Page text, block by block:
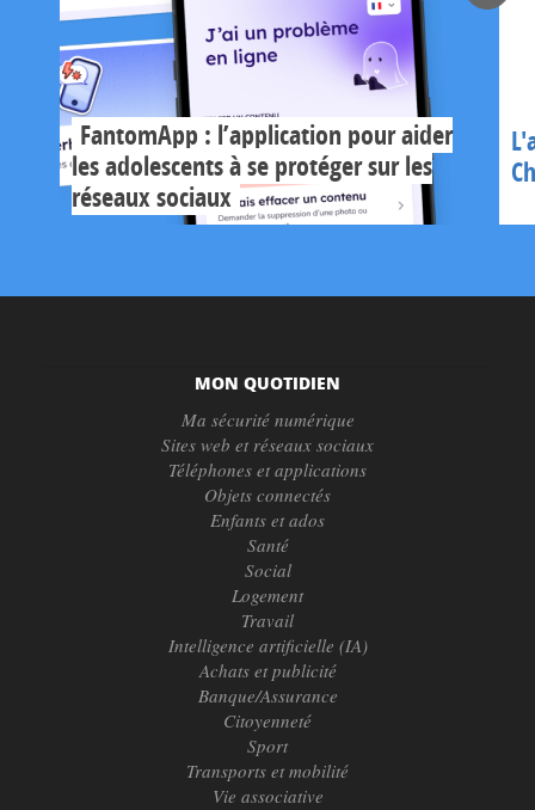
FantomApp : l’application pour aider
les adolescents à se protéger sur les
réseaux sociaux
MON QUOTIDIEN
Ma sécurité numérique
Sites web et réseaux sociaux
Téléphones et applications
Objets connectés
Enfants et ados
Santé
Social
Logement
Travail
Intelligence artificielle (IA)
Achats et publicité
Banque/Assurance
Citoyenneté
Sport
Transports et mobilité
Vie associative